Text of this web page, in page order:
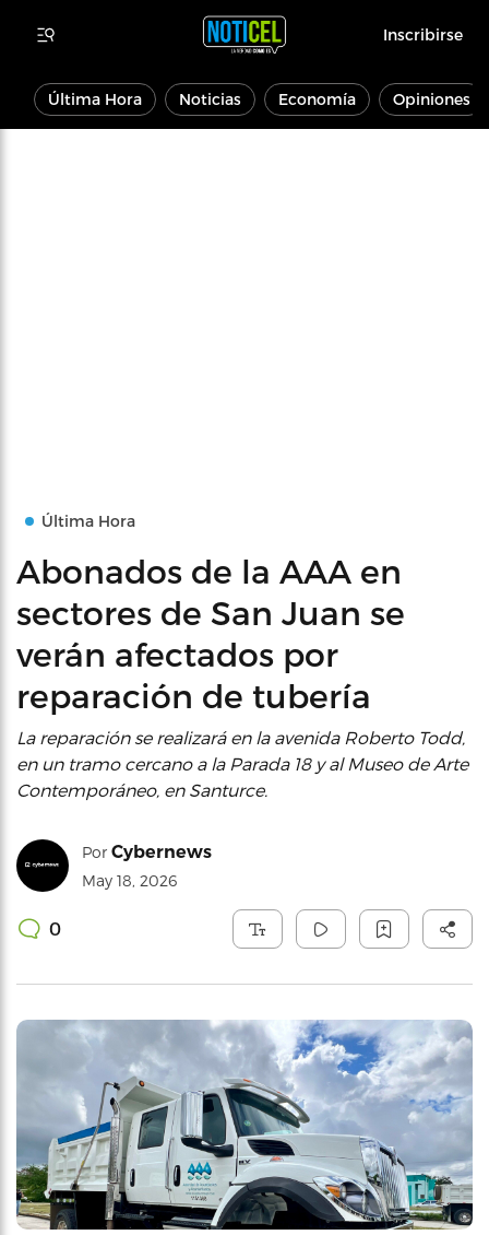
Inscribirse
Última Hora Noticias Economía Opiniones
Última Hora
Abonados de la AAA en
sectores de San Juan se
verán afectados por
reparación de tubería
La reparación se realizará en la avenida Roberto Todd,
en un tramo cercano a la Parada 18 y al Museo de Arte
Contemporáneo, en Santurce.
Por Cybernews
May 18, 2026
0